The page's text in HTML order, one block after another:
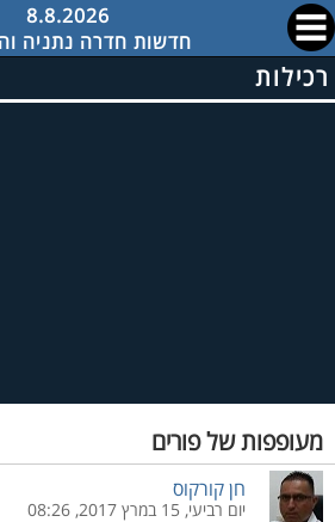
8.8.2026
חדשות חדרה נתניה
רכילות
מעופפות של פורים
חן קורקוס
יום רביעי, 15 במרץ 2017, 08:26